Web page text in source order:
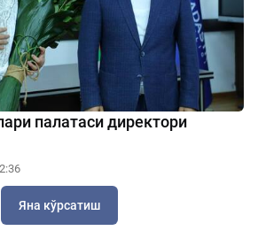
палатаси директори
Яна кўрсатиш